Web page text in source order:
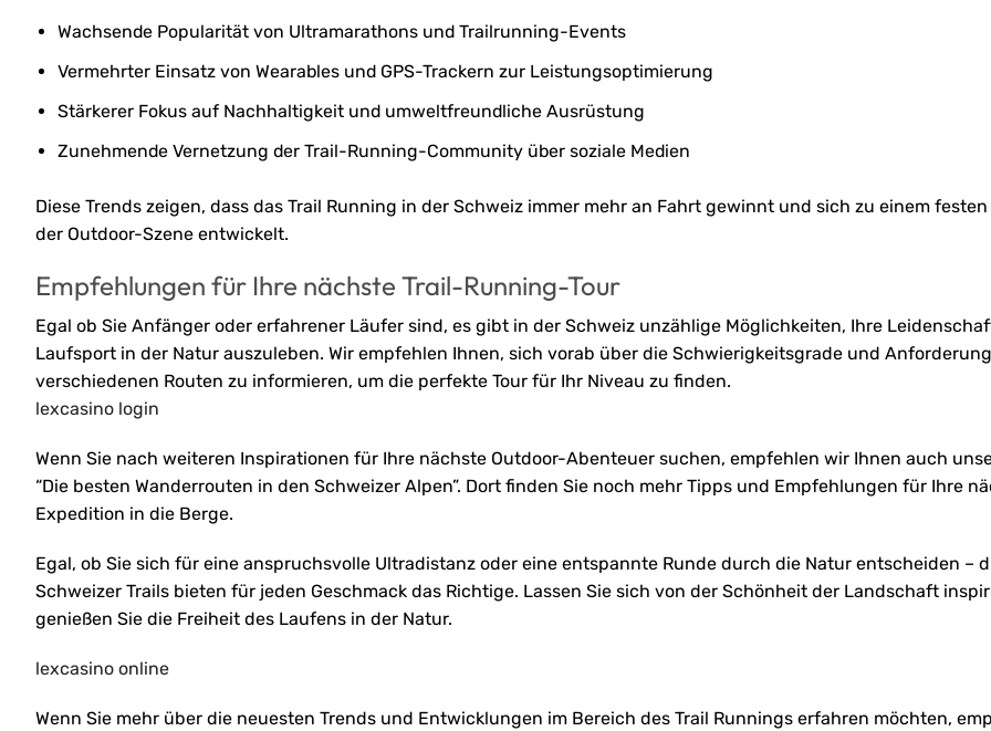
Wachsende Popularität von Ultramarathons und Trailrunning-Events
Vermehrter Einsatz von Wearables und GPS-Trackern zur Leistungsoptimierung
Stärkerer Fokus auf Nachhaltigkeit und umweltfreundliche Ausrüstung
Zunehmende Vernetzung der Trail-Running-Community über soziale Medien
Diese Trends zeigen, dass das Trail Running in der Schweiz immer mehr an Fahrt gewinnt und sich zu einem
der Outdoor-Szene entwickelt.
Empfehlungen für Ihre nächste Trail-Running-Tour
Egal ob Sie Anfänger oder erfahrener Läufer sind, es gibt in der Schweiz unzählige Möglichkeiten, Ihre
Laufsport in der Natur auszuleben. Wir empfehlen Ihnen, sich vorab über die Schwierigkeitsgrade und
verschiedenen Routen zu informieren, um die perfekte Tour für Ihr Niveau zu finden.
lexcasino login
Wenn Sie nach weiteren Inspirationen für Ihre nächste Outdoor-Abenteuer suchen, empfehlen wir Ihnen auch
“Die besten Wanderrouten in den Schweizer Alpen”. Dort finden Sie noch mehr Tipps und Empfehlungen für Ihre
Expedition in die Berge.
Egal, ob Sie sich für eine anspruchsvolle Ultradistanz oder eine entspannte Runde durch die Natur entscheiden –
Schweizer Trails bieten für jeden Geschmack das Richtige. Lassen Sie sich von der Schönheit der Landschaft
genießen Sie die Freiheit des Laufens in der Natur.
lexcasino online
Wenn Sie mehr über die neuesten Trends und Entwicklungen im Bereich des Trail Runnings erfahren möchten,